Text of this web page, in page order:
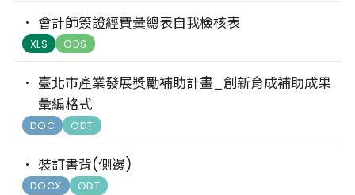
會計師簽證經費彙總表自我檢核表
XLS ODS
臺北市產業發展獎勵補助計畫_創新育成補助成果
彙編格式
DOC ODT
裝訂書背(側邊)
DOCX ODT